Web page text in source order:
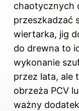
chaotycznych
przeszkadzać
wiertarka, jig
do drewna to
wykonanie
przez lata, ale
obrzeża PCV
ważny